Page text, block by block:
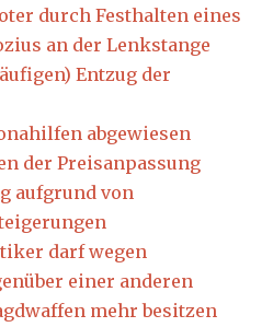
durch Festhalten eines
an der Lenkstange
Entzug der
abgewiesen
der Preisanpassung
aufgrund von
darf wegen
einer anderen
mehr besitzen